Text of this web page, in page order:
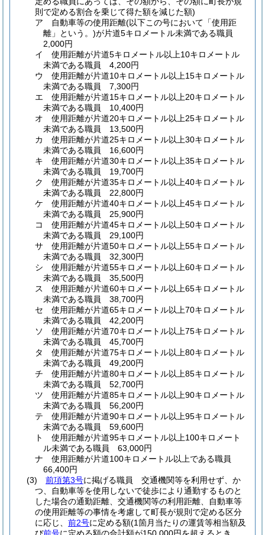
則で定める割合を乗じて得た額を減じた額)
ア
自動車等の使用距離(以下この号において「使用距
離」という。)が片道5キロメートル未満である職員
2,000円
イ
使用距離が片道5キロメートル以上10キロメートル
未満である職員 4,200円
ウ
使用距離が片道10キロメートル以上15キロメートル
未満である職員 7,300円
エ
使用距離が片道15キロメートル以上20キロメートル
未満である職員 10,400円
オ
使用距離が片道20キロメートル以上25キロメートル
未満である職員 13,500円
カ
使用距離が片道25キロメートル以上30キロメートル
未満である職員 16,600円
キ
使用距離が片道30キロメートル以上35キロメートル
未満である職員 19,700円
ク
使用距離が片道35キロメートル以上40キロメートル
未満である職員 22,800円
ケ
使用距離が片道40キロメートル以上45キロメートル
未満である職員 25,900円
コ
使用距離が片道45キロメートル以上50キロメートル
未満である職員 29,100円
サ
使用距離が片道50キロメートル以上55キロメートル
未満である職員 32,300円
シ
使用距離が片道55キロメートル以上60キロメートル
未満である職員 35,500円
ス
使用距離が片道60キロメートル以上65キロメートル
未満である職員 38,700円
セ
使用距離が片道65キロメートル以上70キロメートル
未満である職員 42,200円
ソ
使用距離が片道70キロメートル以上75キロメートル
未満である職員 45,700円
タ
使用距離が片道75キロメートル以上80キロメートル
未満である職員 49,200円
チ
使用距離が片道80キロメートル以上85キロメートル
未満である職員 52,700円
ツ
使用距離が片道85キロメートル以上90キロメートル
未満である職員 56,200円
テ
使用距離が片道90キロメートル以上95キロメートル
未満である職員 59,600円
ト
使用距離が片道95キロメートル以上100キロメート
ル未満である職員 63,000円
ナ
使用距離が片道100キロメートル以上である職員
66,400円
(3)
前項第3号に掲げる職員 交通機関等を利用せず、か
つ、自動車等を使用しないで徒歩により通勤するものと
した場合の通勤距離、交通機関等の利用距離、自動車等
の使用距離等の事情を考慮して町長が規則で定める区分
に応じ、 前2号に定める額(1箇月当たりの運賃等相当額及